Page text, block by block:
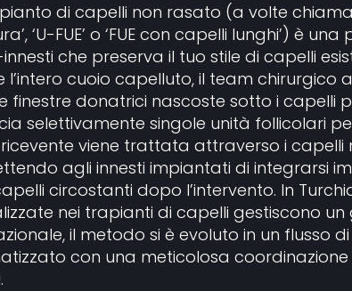
di capelli non rasato (a volte
‘U-FUE’ o ‘FUE con capelli lunghi’) è
che preserva il tuo stile di capelli
l’intero cuoio capelluto, il team chirurgico
finestre donatrici nascoste sotto i capelli
selettivamente singole unità follicolari
ricevente viene trattata attraverso i capelli
agli innesti impiantati di integrarsi
circostanti dopo l’intervento. In
nei trapianti di capelli gestiscono
il metodo si è evoluto in un flusso
con una meticolosa